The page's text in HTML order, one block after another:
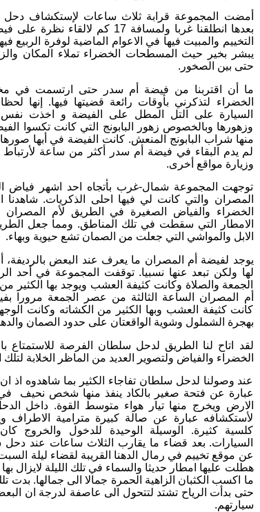
أمضت المجموعة قرابة ثلاث ساعات لإستكشاف دحل
بعدها انطلقنا غربا ولمسافة 17 كم
التخييم والمبيت فيها في الاعوام الماضية لوفرة الربيع
يبشر بخير حيث المسطحات الخضراء تملاء المكان
حتى بين الصخور.
ما أن اقتربنا من فيضة أم سدر حتى ارتسمت في
الخضراء لتذكرني بأوقات رائعة قضيتها فيها. إنها
السيارة على التل المطل على الفيضة و اخذت
وزهورها وبالخصوص زهور البابونج التي كانت تكسوا
منها شراب البابونج المنعش. كانت الفيضة في أبها
لم يدم البقاء في فيضة أم سدر أكثر من ساعة
وزيارة مواقع أخرى.
توجهت المجموعة شمال-غرب بأتجاه احد اشهر فياض
المصران والتي كانت لي فيها احلى الذكريات.
الخضراء والفياض الصغيرة في الطريق لأم
الامطار التي سقطت في تلك المناطق. ومما جعل
الابل والمواشي التي جعلت من الصمان تشع حيوية وبهاء.
يوجد لفيضة أم المصران ما يعرف عند البعض
لها ولكن تبعد عنها نسبيا. توقفت المجموعة في أحد
الجمعة والصلاة وكانت كثيفة العشب ويوجد بها الكثير من
أم المصران الساعة الثالثة من عصر الجمعة مرورا
كانت كثيفة العشب وبها الكثير من الكشاته وكانت
بهجرة الشملول وشوية الواقعتان على حدود الصمان
لقد اتاح لنا الطريق لدحل سلطان الفرصة للاستمتاع
الخضراء والفياض ولتصوير العديد من الماظر الخلابة لتلك
عند وصولنا لدحل سلطان تفاجاء الكثير بما شاهدوه اذ
عبارة عن فتحة صغير بالكاد ينفذ منها شخص
الارض ويخرج منها تيار هواء متوسط القوة. داخل
لأستكشافه عبارة عن صالة كبيرة مترامية الاطراف
كلسية كثيرة. الوسيلة الوحيدة للدخول والخروج
السيارات. بعد قضاء ما يقارب الثلاث ساعات عند دحل
عن موقع تخييم في رمال الدهنا القريبة لقضاء ليلة
هطلت عليها امطار حديثا والسماء في تلك الليلة لايزال
ما اكسب الكثبان الزاهية الحمرة جمالا الى جمالها. بدت
حتى بدأت الرياح تشتد لتتحول الى عاصفة لدرجة ان
سيارتهم.